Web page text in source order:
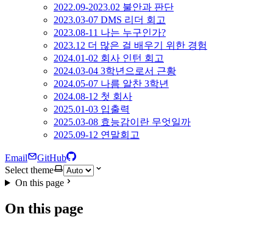
2022.09-2023.02 불안과 판단
2023.03-07 DMS 리더 회고
2023.08-11 나는 누구인가?
2023.12 더 많은 걸 배우기 위한 경험
2024.01-02 회사 인턴 회고
2024.03-04 3학년으로서 근황
2024.05-07 나름 알찬 3학년
2024.08-12 첫 회사
2025.01-03 입출력
2025.03-08 효능감이란 무엇일까
2025.09-12 연말회고
Email
GitHub
Select theme
On this page
On this page